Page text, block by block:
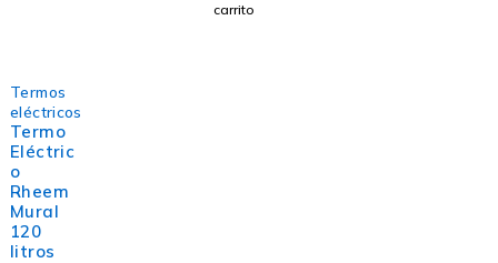
carrito
Termos
eléctricos
Termo
Eléctric
o
Rheem
Mural
120
litros